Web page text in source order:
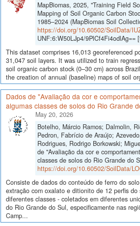
MapBiomas, 2025, "Training Field
Mapping of Soil Organic Carbon
1985–2024 (MapBiomas Soil
https://doi.org/10.60502/SoilData/
UNF:6:W50LJp4/9PlCf4Fi4odlAg==
This dataset comprises 16,013 georeferenced
31,047 soil layers. It was utilized to train
soil organic carbon stock (0–30 cm) across
the creation of annual (baseline) maps of soil
Dados de "Avaliação da cor e
algumas classes de solos do Rio Grande
May 20, 2026
Botelho, Márcio Ramos; Dalmolin,
Pedron, Fabrício de Araújo;
Rodrigues, Rodrigo Borkowski;
de "Avaliação da cor e
classes de solos do Rio Grande do
https://doi.org/10.60502/SoilData/
Consiste de dados do conteúdo de ferro do
extração com oxalato e ditionito de 12 perfis do
diferentes classes - coletados em diferentes
do Rio Grande do Sul, especificamente nas
Camp...